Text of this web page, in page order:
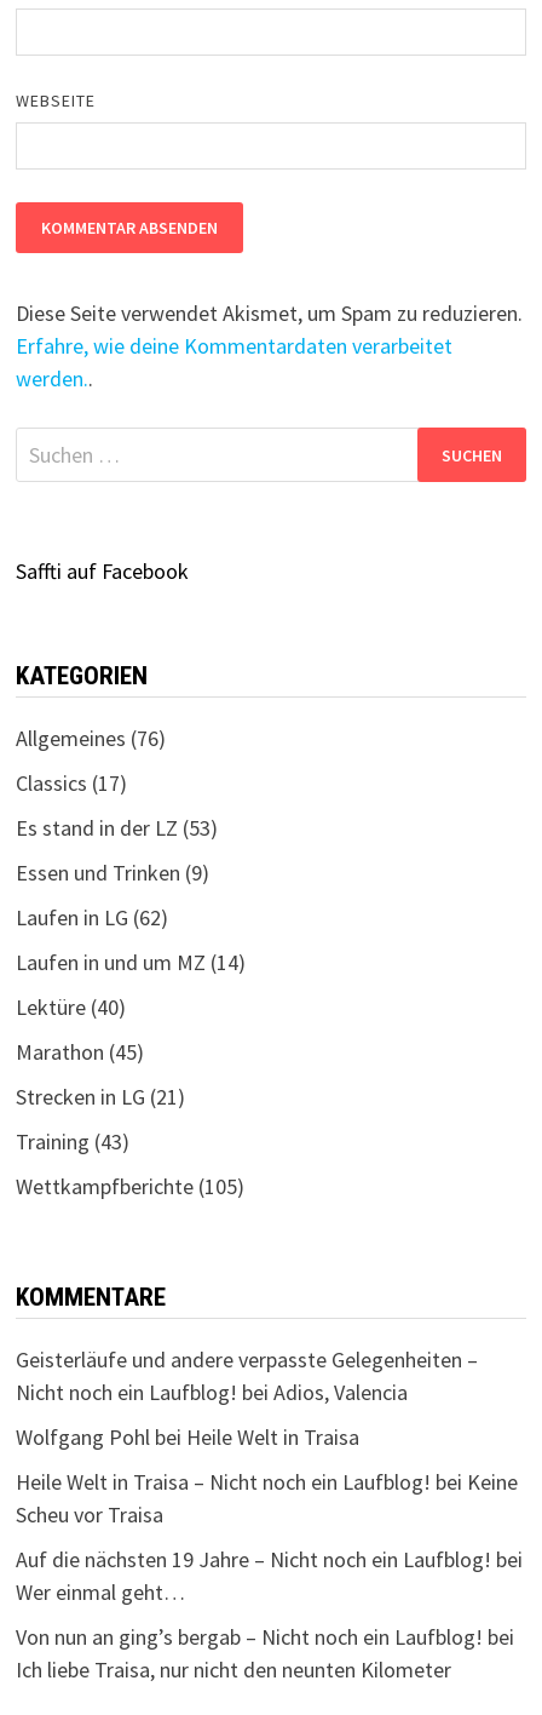
WEBSEITE
Diese Seite verwendet Akismet, um Spam zu reduzieren.
Erfahre, wie deine Kommentardaten verarbeitet
werden..
Suchen
nach:
Saffti auf Facebook
KATEGORIEN
Allgemeines (76)
Classics (17)
Es stand in der LZ (53)
Essen und Trinken (9)
Laufen in LG (62)
Laufen in und um MZ (14)
Lektüre(40)
Marathon (45)
Strecken in LG (21)
Training (43)
Wettkampfberichte(105)
KOMMENTARE
Geisterläufe und andere verpasste Gelegenheiten –
Nicht noch ein Laufblog! bei Adios, Valencia
Wolfgang Pohlbei Heile Welt in Traisa
Heile Welt in Traisa – Nicht noch ein Laufblog! bei Keine
Scheu vor Traisa
Auf die nächsten 19 Jahre – Nicht noch ein Laufblog! bei
Wer einmal geht…
Von nun an ging’s bergab – Nicht noch ein Laufblog! bei
Ich liebe Traisa, nur nicht den neunten Kilometer